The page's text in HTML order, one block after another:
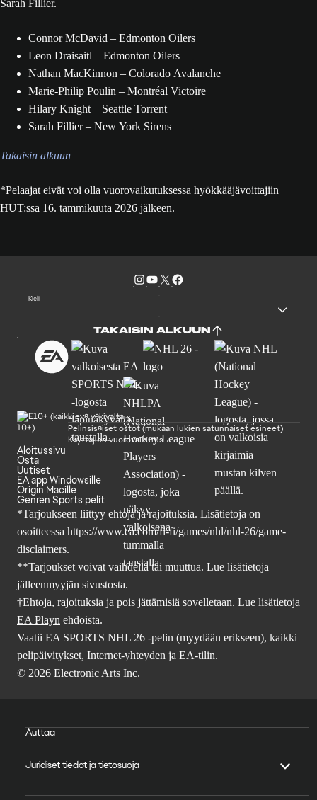
Connor McDavid – Edmonton Oilers
Leon Draisaitl – Edmonton Oilers
Nathan MacKinnon – Colorado Avalanche
Marie-Philip Poulin – Montréal Victoire
Hilary Knight – Seattle Torrent
Sarah Fillier – New York Sirens
Takaisin alkuun
*Pelaajat eivät voi olla vuorovaikutuksessa hyökkääjävoittajiin
HUT:ssa 16. tammikuuta 2026 jälkeen.
Kieli
TAKAISIN ALKUUN
Lievä väkivalta
Pelinsisäiset ostot (mukaan lukien satunnaiset esineet)
Käyttäjien vuorovaikutus
Aloitussivu
Osta
Uutiset
EA app Windowsille
Origin Macille
Genren Sports pelit
*Tarjoukseen liittyy ehtoja ja rajoituksia. Lisätietoja on
osoitteessa https://www.ea.com/fi-fi/games/nhl/nhl-26/game-
disclaimers.
**Tarjoukset voivat vaihdella tai muuttua. Lue lisätietoja
jälleenmyyjän sivustosta.
†Ehtoja, rajoituksia ja pois jättämisiä sovelletaan. Lue lisätietoja
EA Playn ehdoista.
Vaatii EA SPORTS NHL 26 -pelin (myydään erikseen), kaikki
pelipäivitykset, Internet-yhteyden ja EA-tilin.
© 2026 Electronic Arts Inc.
Auttaa
Juridiset tiedot ja tietosuoja